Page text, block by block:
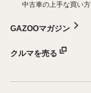
中古車の上手な買い方
GAZOOマガジン
クルマを売る